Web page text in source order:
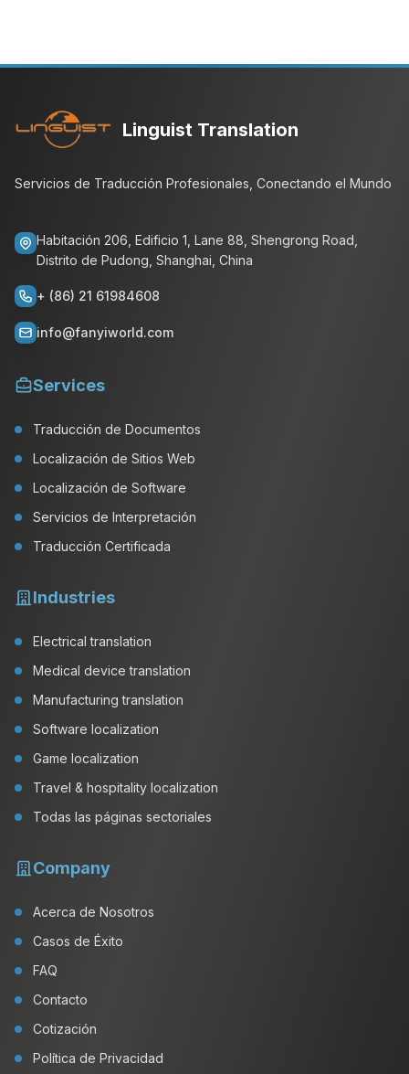
Linguist Translation
Servicios de Traducción Profesionales, Conectando el Mundo
Habitación 206, Edificio 1, Lane 88, Shengrong Road,
Distrito de Pudong, Shanghai, China
+ (86) 21 61984608
info@fanyiworld.com
Services
Traducción de Documentos
Localización de Sitios Web
Localización de Software
Servicios de Interpretación
Traducción Certificada
Industries
Electrical translation
Medical device translation
Manufacturing translation
Software localization
Game localization
Travel & hospitality localization
Todas las páginas sectoriales
Company
Acerca de Nosotros
Casos de Éxito
FAQ
Contacto
Cotización
Política de Privacidad